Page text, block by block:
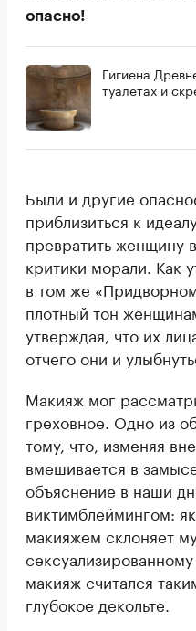
опасно!
Гигиена
туалетах и
Были и другие
приблизиться к
превратить женщину
критики морали. Как
в том же
плотный тон
утверждая, что их
отчего они и
Макияж мог
греховное. Одно из
тому, что, изменяя
вмешивается в
объяснение в наши
виктимблеймингом:
макияжем склоняет
макияж считался
глубокое декольте.